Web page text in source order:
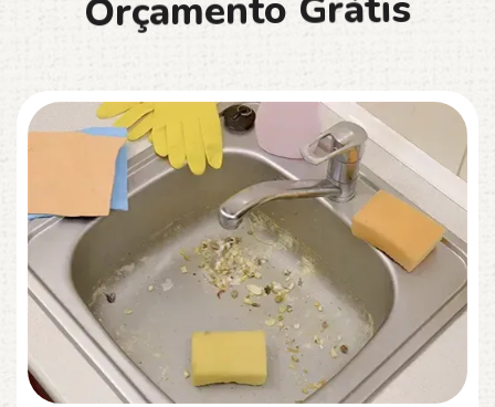
Orçamento Grátis